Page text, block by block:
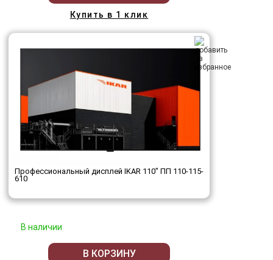
Купить в 1 клик
Профессиональный дисплей IKAR 110" ПП 110-115-
610
В наличии
В КОРЗИНУ